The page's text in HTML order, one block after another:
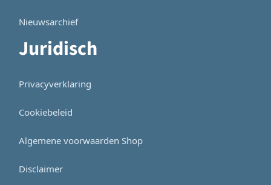
Nieuwsarchief
Juridisch
Privacyverklaring
Cookiebeleid
Algemene voorwaarden Shop
Disclaimer